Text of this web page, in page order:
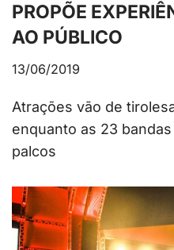
PROPÕE
AO PÚBLICO
13/06/2019
Atrações vão de
enquanto as 23
palcos